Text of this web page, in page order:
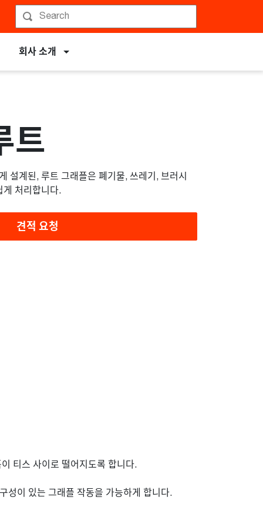
회사 소개
트
설계된, 루트 그래플은 폐기물, 쓰레기, 브러시
게 처리합니다.
견적 요청
티스 사이로 떨어지도록 합니다.
성이 있는 그래플 작동을 가능하게 합니다.